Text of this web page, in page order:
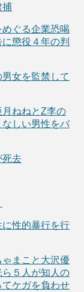
捕
ぐる企業恐喝
懲役４年の判
女を監禁して
月ねねとZ李の
しい男性をバ
死去
性的暴行を行
まこと大沢優
５人が知人の
ケガを負わせ